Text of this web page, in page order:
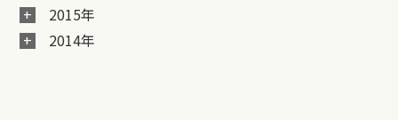
2015年
2014年